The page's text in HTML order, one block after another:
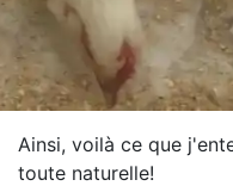
Ainsi, voilà ce que
toute naturelle!